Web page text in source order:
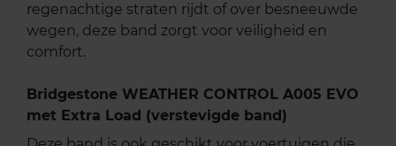
regenachtige straten rijdt of over besneeuwde
wegen, deze band zorgt voor veiligheid en
comfort.
Bridgestone WEATHER CONTROL A005 EVO
met Extra Load (verstevigde band)